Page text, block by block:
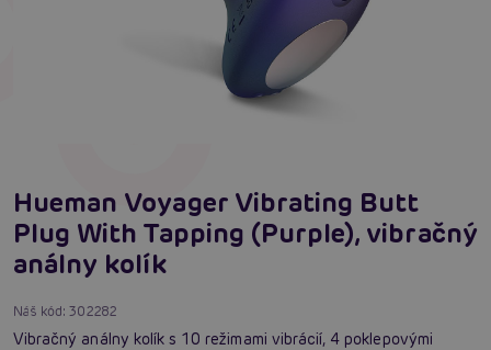
Hueman Voyager Vibrating Butt
Plug With Tapping (Purple), vibračný
análny kolík
Náš kód:302282
Vibračný análny kolík s 10 režimami vibrácií, 4 poklepovými